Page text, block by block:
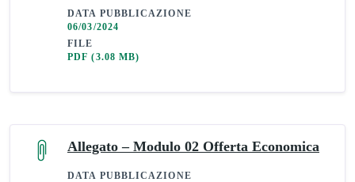
DATA PUBBLICAZIONE
06/03/2024
FILE
PDF(3.08 MB)
Allegato – Modulo 02 Offerta Economica
DATA PUBBLICAZIONE